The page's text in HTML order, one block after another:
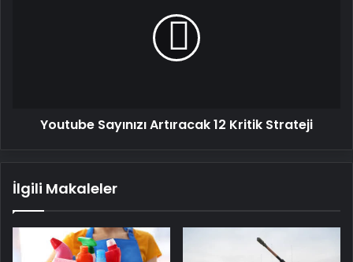
Youtube Sayınızı Artıracak 12 Kritik Strateji
İlgili Makaleler